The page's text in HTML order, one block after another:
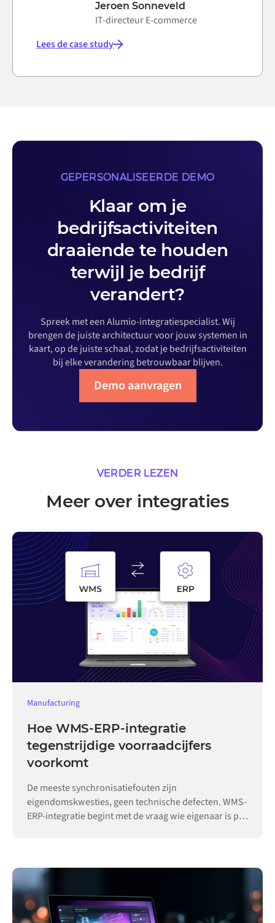
Jeroen Sonneveld
IT-directeur E-commerce
Lees de case study
GEPERSONALISEERDE DEMO
Klaar om je
bedrijfsactiviteiten
draaiende te houden
terwijl je bedrijf
verandert?
Spreek met een Alumio-integratiespecialist. Wij
brengen de juiste architectuur voor jouw systemen in
kaart, op de juiste schaal, zodat je bedrijfsactiviteiten
bij elke verandering betrouwbaar blijven.
Demo aanvragen
VERDER LEZEN
Meer over integraties
Manufacturing
Hoe WMS-ERP-integratie
tegenstrijdige voorraadcijfers
voorkomt
De meeste synchronisatiefouten zijn
eigendomskwesties, geen technische defecten. WMS-
ERP-integratie begint met de vraag wie eigenaar is per